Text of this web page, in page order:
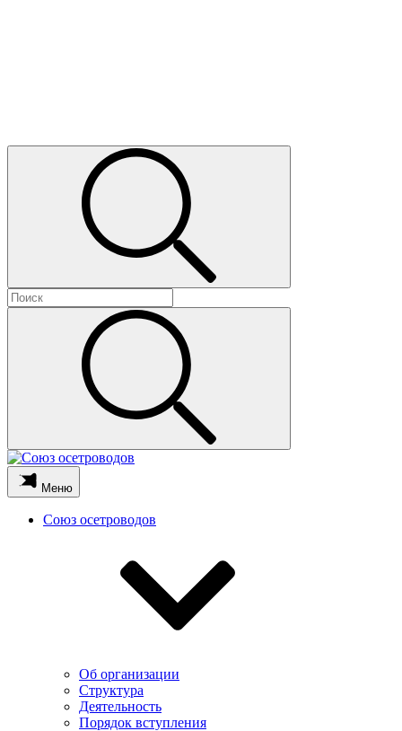
Меню
Союз осетроводов
Об организации
Структура
Деятельность
Порядок вступления